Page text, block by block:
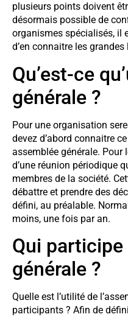
plusieurs points doivent
désormais possible de
organismes spécialisés, il
d’en connaitre les grandes
Qu’est-ce
générale ?
Pour une organisation
devez d’abord connaitre
assemblée générale. Pour
d’une réunion périodique
membres de la société.
débattre et prendre des
défini, au préalable.
moins, une fois par an.
Qui participe
générale ?
Quelle est l’utilité de
participants ? Afin de